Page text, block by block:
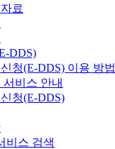
료
DDS)
청(E-DDS) 이용 방법
서비스 안내
청(E-DDS)
비스 검색